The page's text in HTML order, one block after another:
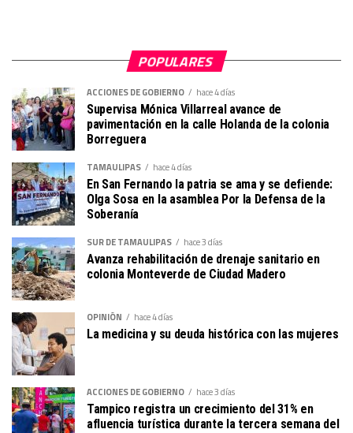
POPULARES
ACCIONES DE GOBIERNO hace 4 días
Supervisa Mónica Villarreal avance de
pavimentación en la calle Holanda de la colonia
Borreguera
TAMAULIPAS hace 4 días
En San Fernando la patria se ama y se defiende:
Olga Sosa en la asamblea Por la Defensa de la
Soberanía
SUR DE TAMAULIPAS hace 3 días
Avanza rehabilitación de drenaje sanitario en
colonia Monteverde de Ciudad Madero
OPINIÓN hace 4 días
La medicina y su deuda histórica con las mujeres
ACCIONES DE GOBIERNO hace 3 días
Tampico registra un crecimiento del 31% en
afluencia turística durante la tercera semana del